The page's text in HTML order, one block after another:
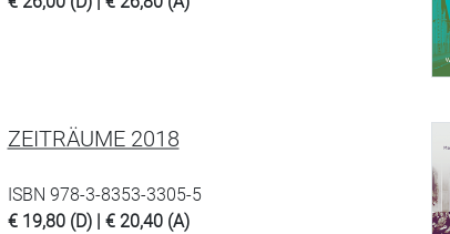
ZEITRÄUME 2018
ISBN 978-3-8353-3305-5
€ 19,80 (D) | € 20,40 (A)